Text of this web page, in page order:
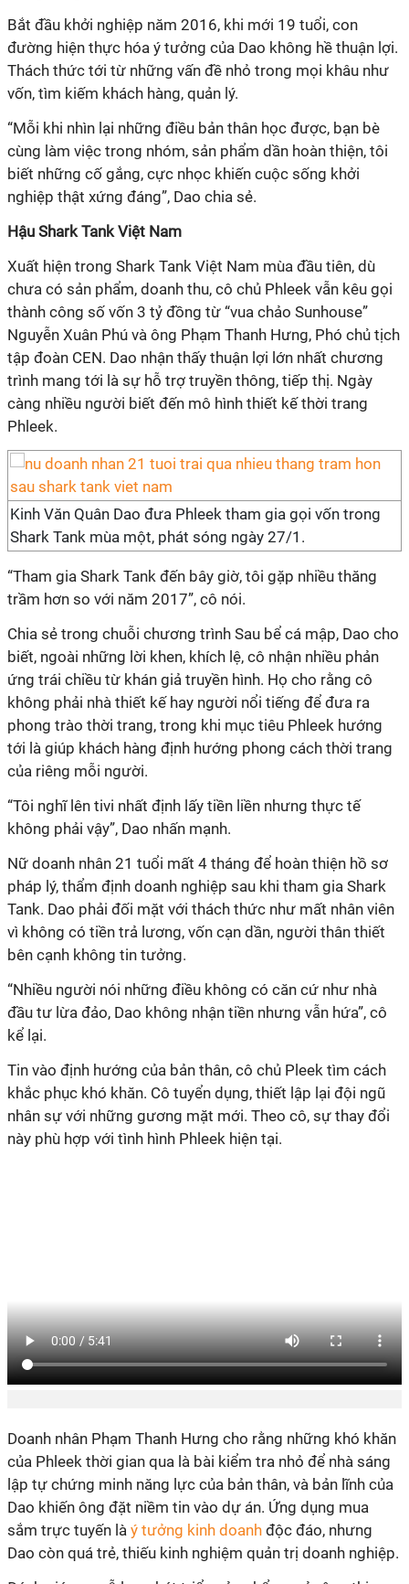
Bắt đầu khởi nghiệp năm 2016, khi mới 19 tuổi, con
đường hiện thực hóa ý tưởng của Dao không hề thuận lợi.
Thách thức tới từ những vấn đề nhỏ trong mọi khâu như
vốn, tìm kiếm khách hàng, quản lý.
“Mỗi khi nhìn lại những điều bản thân học được, bạn bè
cùng làm việc trong nhóm, sản phẩm dần hoàn thiện, tôi
biết những cố gắng, cực nhọc khiến cuộc sống khởi
nghiệp thật xứng đáng”, Dao chia sẻ.
Hậu Shark Tank Việt Nam
Xuất hiện trong Shark Tank Việt Nam mùa đầu tiên, dù
chưa có sản phẩm, doanh thu, cô chủ Phleek vẫn kêu gọi
thành công số vốn 3 tỷ đồng từ “vua chảo Sunhouse”
Nguyễn Xuân Phú và ông Phạm Thanh Hưng, Phó chủ tịch
tập đoàn CEN. Dao nhận thấy thuận lợi lớn nhất chương
trình mang tới là sự hỗ trợ truyền thông, tiếp thị. Ngày
càng nhiều người biết đến mô hình thiết kế thời trang
Phleek.
Kinh Văn Quân Dao đưa Phleek tham gia gọi vốn trong
Shark Tank mùa một, phát sóng ngày 27/1.
“Tham gia Shark Tank đến bây giờ, tôi gặp nhiều thăng
trầm hơn so với năm 2017”, cô nói.
Chia sẻ trong chuỗi chương trình Sau bể cá mập, Dao cho
biết, ngoài những lời khen, khích lệ, cô nhận nhiều phản
ứng trái chiều từ khán giả truyền hình. Họ cho rằng cô
không phải nhà thiết kế hay người nổi tiếng để đưa ra
phong trào thời trang, trong khi mục tiêu Phleek hướng
tới là giúp khách hàng định hướng phong cách thời trang
của riêng mỗi người.
“Tôi nghĩ lên tivi nhất định lấy tiền liền nhưng thực tế
không phải vậy”, Dao nhấn mạnh.
Nữ doanh nhân 21 tuổi mất 4 tháng để hoàn thiện hồ sơ
pháp lý, thẩm định doanh nghiệp sau khi tham gia Shark
Tank. Dao phải đối mặt với thách thức như mất nhân viên
vì không có tiền trả lương, vốn cạn dần, người thân thiết
bên cạnh không tin tưởng.
“Nhiều người nói những điều không có căn cứ như nhà
đầu tư lừa đảo, Dao không nhận tiền nhưng vẫn hứa”, cô
kể lại.
Tin vào định hướng của bản thân, cô chủ Pleek tìm cách
khắc phục khó khăn. Cô tuyển dụng, thiết lập lại đội ngũ
nhân sự với những gương mặt mới. Theo cô, sự thay đổi
này phù hợp với tình hình Phleek hiện tại.
Doanh nhân Phạm Thanh Hưng cho rằng những khó khăn
của Phleek thời gian qua là bài kiểm tra nhỏ để nhà sáng
lập tự chứng minh năng lực của bản thân, và bản lĩnh của
Dao khiến ông đặt niềm tin vào dự án. Ứng dụng mua
sắm trực tuyến là ý tưởng kinh doanh độc đáo, nhưng
Dao còn quá trẻ, thiếu kinh nghiệm quản trị doanh nghiệp.